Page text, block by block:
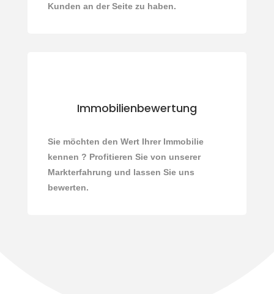
Kunden an der Seite zu haben.
Immobilienbewertung
Sie möchten den Wert Ihrer Immobilie
kennen ? Profitieren Sie von unserer
Markterfahrung und lassen Sie uns
bewerten.